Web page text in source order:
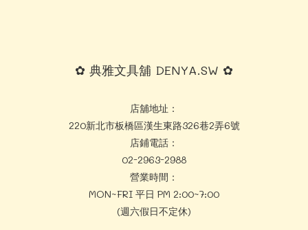
✿ 典雅文具舖 DENYA.SW ✿
店舖地址：
220新北市板橋區漢生東路326巷2弄6號
店鋪電話：
02-2963-2988
營業時間：
MON~FRI 平日 PM 2:00~7:00
(週六假日不定休)